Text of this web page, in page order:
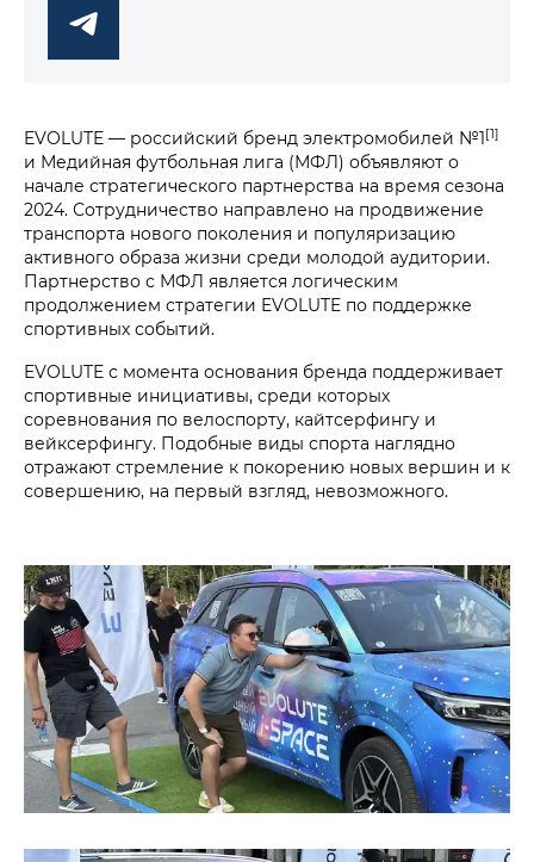
EVOLUTE — российский бренд электромобилей №1[1]
и Медийная футбольная лига (МФЛ) объявляют о
начале стратегического партнерства на время сезона
2024. Сотрудничество направлено на продвижение
транспорта нового поколения и популяризацию
активного образа жизни среди молодой аудитории.
Партнерство с МФЛ является логическим
продолжением стратегии EVOLUTE по поддержке
спортивных событий.
EVOLUTE с момента основания бренда поддерживает
спортивные инициативы, среди которых
соревнования по велоспорту, кайтсерфингу и
вейксерфингу. Подобные виды спорта наглядно
отражают стремление к покорению новых вершин и к
совершению, на первый взгляд, невозможного.